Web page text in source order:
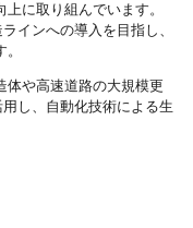
に取り組んでいます。
インへの導入を目指し、
体や高速道路の大規模更
し、自動化技術による生